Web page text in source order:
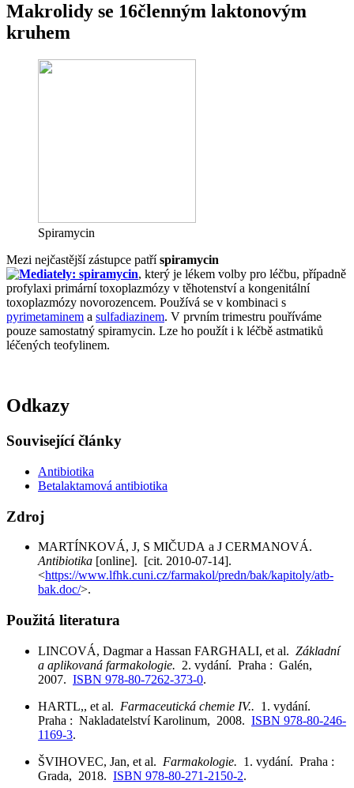
Makrolidy se 16členným laktonovým
kruhem
Spiramycin
Mezi nejčastější zástupce patříspiramycin
, který je lékem volby pro léčbu, případně
profylaxi primární toxoplazmózy v těhotenství a kongenitální
toxoplazmózy novorozencem. Používá se v kombinaci s
pyrimetaminem a sulfadiazinem. V prvním trimestru pouříváme
pouze samostatný spiramycin. Lze ho použít i k léčbě astmatiků
léčených teofylinem.
Odkazy
Související články
Antibiotika
Betalaktamová antibiotika
Zdroj
MARTÍNKOVÁ, J, S MIČUDA a J CERMANOVÁ.
Antibiotika [online]. [cit. 2010-07-14].
<https://www.lfhk.cuni.cz/farmakol/predn/bak/kapitoly/atb-
bak.doc/>.
Použitá literatura
LINCOVÁ, Dagmar a Hassan FARGHALI, et al. Základní
a aplikovaná farmakologie. 2. vydání. Praha : Galén,
2007. ISBN 978-80-7262-373-0.
HARTL,, et al. Farmaceutická chemie IV.. 1. vydání.
Praha : Nakladatelství Karolinum, 2008. ISBN 978-80-246-
1169-3.
ŠVIHOVEC, Jan, et al. Farmakologie. 1. vydání. Praha :
Grada, 2018. ISBN 978-80-271-2150-2.